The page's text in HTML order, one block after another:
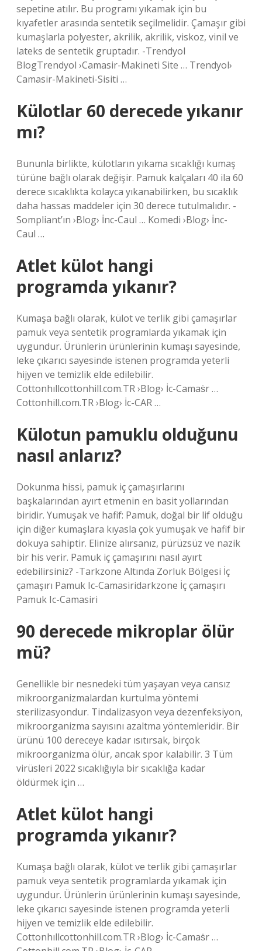
sepetine atılır. Bu programı yıkamak için bu
kıyafetler arasında sentetik seçilmelidir. Çamaşır gibi
kumaşlarla polyester, akrilik, akrilik, viskoz, vinil ve
lateks de sentetik gruptadır. -Trendyol
BlogTrendyol ›Camasir-Makineti Site … Trendyol›
Camasir-Makineti-Sisiti …
Külotlar 60 derecede yıkanır
mı?
Bununla birlikte, külotların yıkama sıcaklığı kumaş
türüne bağlı olarak değişir. Pamuk kalçaları 40 ila 60
derece sıcaklıkta kolayca yıkanabilirken, bu sıcaklık
daha hassas maddeler için 30 derece tutulmalıdır. -
Sompliant’ın ›Blog› İnc-Caul … Komedi ›Blog› İnc-
Caul …
Atlet külot hangi
programda yıkanır?
Kumaşa bağlı olarak, külot ve terlik gibi çamaşırlar
pamuk veya sentetik programlarda yıkamak için
uygundur. Ürünlerin ürünlerinin kumaşı sayesinde,
leke çıkarıcı sayesinde istenen programda yeterli
hijyen ve temizlik elde edilebilir.
Cottonhıllcottonhill.com.TR ›Blog› İc-Camaṡr …
Cottonhill.com.TR ›Blog› İc-CAR …
Külotun pamuklu olduğunu
nasıl anlarız?
Dokunma hissi, pamuk iç çamaşırlarını
başkalarından ayırt etmenin en basit yollarından
biridir. Yumuşak ve hafif: Pamuk, doğal bir lif olduğu
için diğer kumaşlara kıyasla çok yumuşak ve hafif bir
dokuya sahiptir. Elinize alırsanız, pürüzsüz ve nazik
bir his verir. Pamuk iç çamaşırını nasıl ayırt
edebilirsiniz? -Tarkzone Altında Zorluk Bölgesi İç
çamaşırı Pamuk Ic-Camasiridarkzone İç çamaşırı
Pamuk Ic-Camasiri
90 derecede mikroplar ölür
mü?
Genellikle bir nesnedeki tüm yaşayan veya cansız
mikroorganizmalardan kurtulma yöntemi
sterilizasyondur. Tindalizasyon veya dezenfeksiyon,
mikroorganizma sayısını azaltma yöntemleridir. Bir
ürünü 100 dereceye kadar ısıtırsak, birçok
mikroorganizma ölür, ancak spor kalabilir. 3 Tüm
virüsleri 2022 sıcaklığıyla bir sıcaklığa kadar
öldürmek için …
Atlet külot hangi
programda yıkanır?
Kumaşa bağlı olarak, külot ve terlik gibi çamaşırlar
pamuk veya sentetik programlarda yıkamak için
uygundur. Ürünlerin ürünlerinin kumaşı sayesinde,
leke çıkarıcı sayesinde istenen programda yeterli
hijyen ve temizlik elde edilebilir.
Cottonhıllcottonhill.com.TR ›Blog› İc-Camaṡr …